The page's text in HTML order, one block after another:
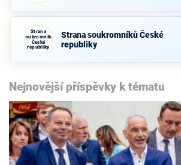
Strana
soukromníků
České
republiky
Strana soukromníků České
republiky
Nejnovější příspěvky k tématu